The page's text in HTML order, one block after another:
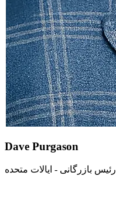
Dave Purgason
رئیس بازرگانی - ایالات متحده